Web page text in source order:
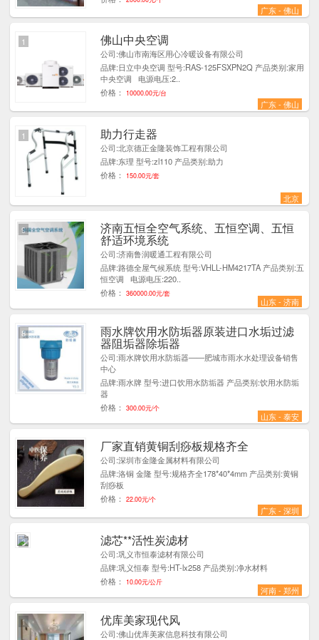
广东 - 佛山
佛山中央空调
公司:佛山市南海区用心冷暖设备有限公司
品牌:日立中央空调 型号:RAS-125FSXPN2Q 产品类别:家用
中央空调 电源电压:2..
价格：
10000.00元/台
广东 - 佛山
1
助力行走器
公司:北京德正金隆装饰工程有限公司
品牌:东理 型号:zl110 产品类别:助力
价格：
150.00元/套
北京
1
济南五恒全空气系统、五恒空调、五恒
舒适环境系统
公司:济南鲁润暖通工程有限公司
品牌:路德全屋气候系统 型号:VHLL-HM4217TA 产品类别:五
恒空调 电源电压:220..
价格：
360000.00元/套
山东 - 济南
9
雨水牌饮用水防垢器原装进口水垢过滤
器阻垢器除垢器
公司:雨水牌饮用水防垢器——肥城市雨水水处理设备销售
中心
品牌:雨水牌 型号:进口饮用水防垢器 产品类别:饮用水防垢
器
价格：
300.00元/个
山东 - 泰安
8
厂家直销黄铜刮痧板规格齐全
公司:深圳市金隆金属材料有限公司
品牌:洛铜 金隆 型号:规格齐全178*40*4mm 产品类别:黄铜
刮痧板
价格：
22.00元/个
广东 - 深圳
1
滤芯**活性炭滤材
公司:巩义市恒泰滤材有限公司
品牌:巩义恒泰 型号:HT-lx258 产品类别:净水材料
价格：
10.00元/公斤
河南 - 郑州
3
优库美家现代风
公司:佛山优库美家信息科技有限公司
1